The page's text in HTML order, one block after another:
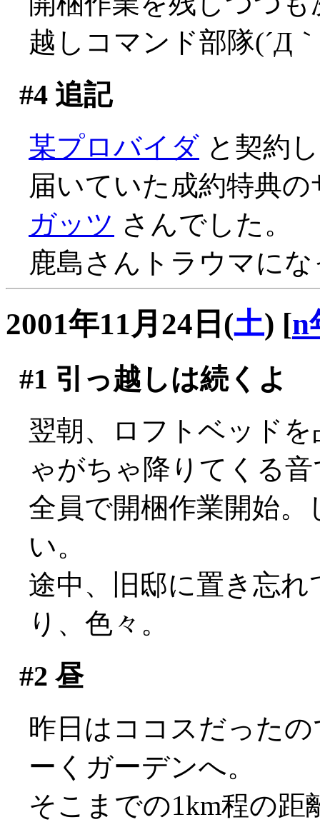
越しコマンド部隊(´Д
#4追記
某プロバイダ と契約
届いていた成約特典
ガッツ さんでした。
鹿島さんトラウマに
2001年11月24日(土) [n
#1 引っ越しは続くよ
翌朝、ロフトベッド
ゃがちゃ降りてくる
全員で開梱作業開始
い。
途中、旧邸に置き忘
り、色々。
#2 昼
昨日はココスだった
ーくガーデンへ。
そこまでの1km程の距